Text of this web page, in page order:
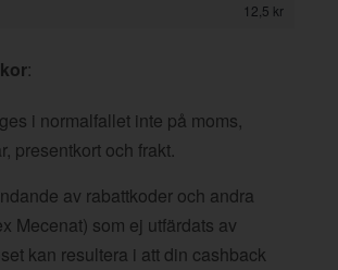
12,5 kr
:
i normalfallet inte på moms,
presentkort och frakt.
av rabattkoder och andra
Mecenat) som ej utfärdats av
kan resultera i att din cashback